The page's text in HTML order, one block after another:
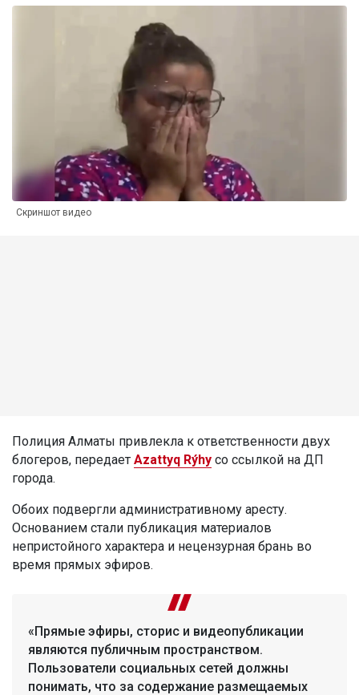
Скриншот видео
Полиция Алматы привлекла к ответственности двух
блогеров, передает Azattyq Rýhy со ссылкой на ДП
города.
Обоих подвергли административному аресту.
Основанием стали публикация материалов
непристойного характера и нецензурная брань во
время прямых эфиров.
«Прямые эфиры, сторис и видеопубликации
являются публичным пространством.
Пользователи социальных сетей должны
понимать, что за содержание размещаемых